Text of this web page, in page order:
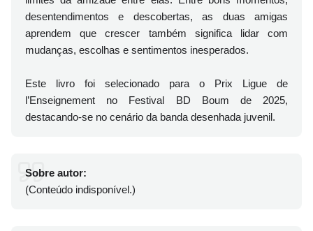
desentendimentos e descobertas, as duas amigas
aprendem que crescer também significa lidar com
mudanças, escolhas e sentimentos inesperados.
Este livro foi selecionado para o Prix Ligue de
l’Enseignement no Festival BD Boum de 2025,
destacando-se no cenário da banda desenhada juvenil.
Sobre autor:
(Conteúdo indisponível.)